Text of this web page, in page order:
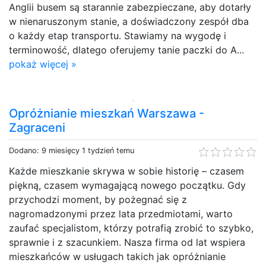
Anglii busem są starannie zabezpieczane, aby dotarły
w nienaruszonym stanie, a doświadczony zespół dba
o każdy etap transportu. Stawiamy na wygodę i
terminowość, dlatego oferujemy tanie paczki do A...
pokaż więcej »
Opróżnianie mieszkań Warszawa -
Zagraceni
Dodano: 9 miesięcy 1 tydzień temu
Każde mieszkanie skrywa w sobie historię – czasem
piękną, czasem wymagającą nowego początku. Gdy
przychodzi moment, by pożegnać się z
nagromadzonymi przez lata przedmiotami, warto
zaufać specjalistom, którzy potrafią zrobić to szybko,
sprawnie i z szacunkiem. Nasza firma od lat wspiera
mieszkańców w usługach takich jak opróżnianie